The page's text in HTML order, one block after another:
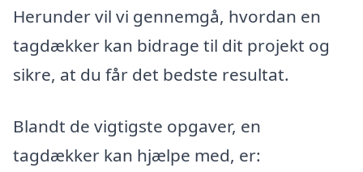
Herunder vil vi gennemgå, hvordan en
tagdækker kan bidrage til dit projekt og
sikre, at du får det bedste resultat.
Blandt de vigtigste opgaver, en
tagdækker kan hjælpe med, er: